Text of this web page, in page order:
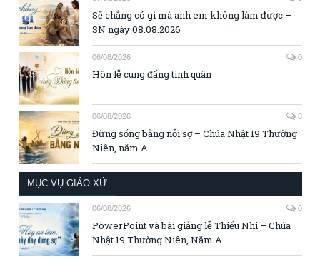
Sẽ chẳng có gì mà anh em không làm được –
SN ngày 08.08.2026
06/08/2026 0
Hôn lễ cùng đấng tình quân
06/08/2026 0
Đừng sống bằng nỗi sợ – Chúa Nhật 19 Thường
Niên, năm A
MỤC VỤ GIÁO XỨ
06/08/2026 0
PowerPoint và bài giảng lễ Thiếu Nhi – Chúa
Nhật 19 Thường Niên, Năm A